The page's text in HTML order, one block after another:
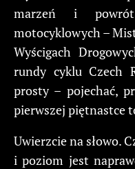
marzeń i
motocyklowych –
Wyścigach
rundy cyklu Czech
prosty – pojechać,
pierwszej piętnastce
Uwierzcie na słowo.
i poziom jest